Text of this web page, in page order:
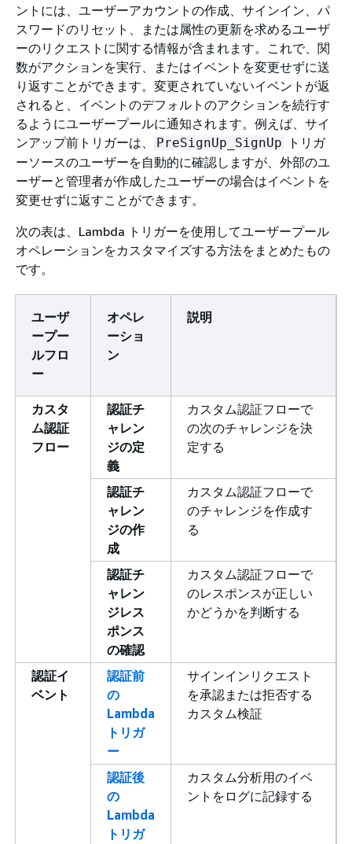
ントには、ユーザーアカウントの作成、サインイン、パ
スワードのリセット、または属性の更新を求めるユーザ
ーのリクエストに関する情報が含まれます。これで、関
数がアクションを実行、またはイベントを変更せずに送
り返すことができます。変更されていないイベントが返
されると、イベントのデフォルトのアクションを続行す
るようにユーザープールに通知されます。例えば、サイ
ンアップ前トリガーは、
PreSignUp_SignUp
トリガ
ーソースのユーザーを自動的に確認しますが、外部のユ
ーザーと管理者が作成したユーザーの場合はイベントを
変更せずに返すことができます。
次の表は、Lambda トリガーを使用してユーザープール
オペレーションをカスタマイズする方法をまとめたもの
です。
ユーザ
ープー
ルフロ
ー
オペレ
ーショ
ン
説明
カスタ
ム認証
フロー
認証チ
ャレン
ジの定
義
カスタム認証フローで
の次のチャレンジを決
定する
認証チ
ャレン
ジの作
成
カスタム認証フローで
のチャレンジを作成す
る
認証チ
ャレン
ジレス
ポンス
の確認
カスタム認証フローで
のレスポンスが正しい
かどうかを判断する
認証イ
ベント
認証前
の
Lambda
トリガ
ー
サインインリクエスト
を承認または拒否する
カスタム検証
認証後
の
Lambda
トリガ
カスタム分析用のイベ
ントをログに記録する